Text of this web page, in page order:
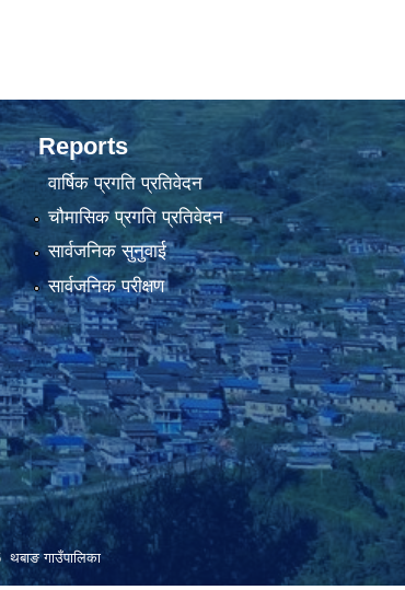
Reports
वार्षिक प्रगति प्रतिवेदन
चौमासिक प्रगति प्रतिवेदन
सार्वजनिक सुनुवाई
सार्वजनिक परीक्षण
गाउँपालिका